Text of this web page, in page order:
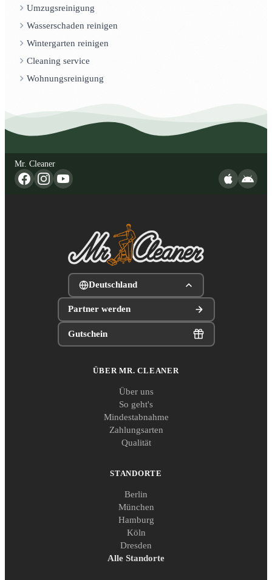
Umzugsreinigung
Wasserschaden reinigen
Wintergarten reinigen
Cleaning service
Wohnungsreinigung
Mr. Cleaner
Deutschland
Partner werden
Gutschein
ÜBER MR. CLEANER
Über uns
So geht's
Mindestabnahme
Zahlungsarten
Qualität
STANDORTE
Berlin
München
Hamburg
Köln
Dresden
Alle Standorte